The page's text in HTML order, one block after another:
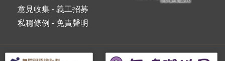
意見收集 -義工招募
私穩條例 - 免責聲明